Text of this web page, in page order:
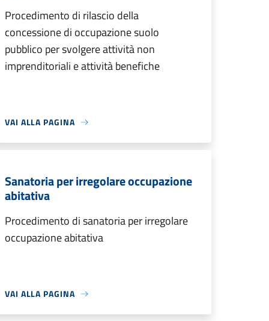
Procedimento di rilascio della
concessione di occupazione suolo
pubblico per svolgere attività non
imprenditoriali e attività benefiche
VAI ALLA PAGINA
Sanatoria per irregolare occupazione
abitativa
Procedimento di sanatoria per irregolare
occupazione abitativa
VAI ALLA PAGINA